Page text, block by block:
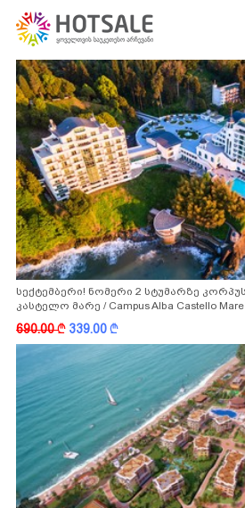
სექტემბერი! ნომერი 2 სტუმარზე
კასტელო მარე / Campus Alba Castello Mare
-სგან!
690.00k 339.00k